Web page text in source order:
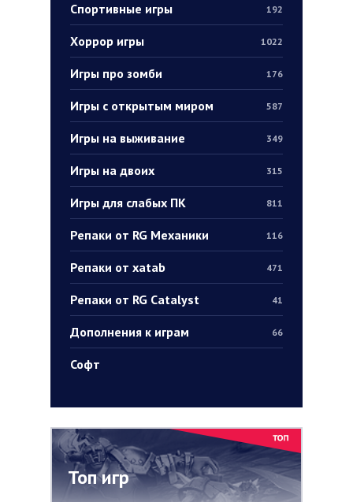
Спортивные игры 192
Хоррор игры 1022
Игры про зомби 176
Игры с открытым миром 587
Игры на выживание 349
Игры на двоих 315
Игры для слабых ПК 811
Репаки от RG Механики 116
Репаки от xatab 471
Репаки от RG Catalyst 41
Дополнения к играм 66
Софт
Топ игр